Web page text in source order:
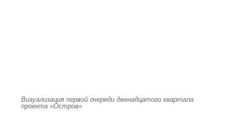
Визуализация первой очереди двенадцатого квартала
проекта «Остров»